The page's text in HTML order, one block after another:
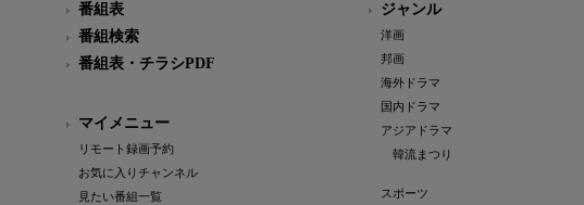
番組表
番組検索
番組表・チラシPDF
マイメニュー
リモート録画予約
お気に入りチャンネル
見たい番組一覧
ジャンル
洋画
邦画
海外ドラマ
国内ドラマ
アジアドラマ
韓流まつり
スポーツ